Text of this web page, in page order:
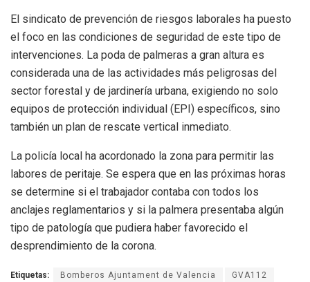
El sindicato de prevención de riesgos laborales ha puesto
el foco en las condiciones de seguridad de este tipo de
intervenciones. La poda de palmeras a gran altura es
considerada una de las actividades más peligrosas del
sector forestal y de jardinería urbana, exigiendo no solo
equipos de protección individual (EPI) específicos, sino
también un plan de rescate vertical inmediato.
La policía local ha acordonado la zona para permitir las
labores de peritaje. Se espera que en las próximas horas
se determine si el trabajador contaba con todos los
anclajes reglamentarios y si la palmera presentaba algún
tipo de patología que pudiera haber favorecido el
desprendimiento de la corona.
Etiquetas: Bomberos Ajuntament de Valencia GVA112